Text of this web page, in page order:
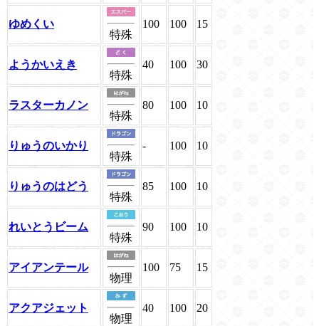
ゆめくい
特殊
100 100 15
ようかいえき
特殊
40 100 30
ラスターカノン
特殊
80 100 10
りゅうのいかり
特殊
- 100 10
りゅうのはどう
特殊
85 100 10
れいとうビーム
特殊
90 100 10
アイアンテール
物理
100 75 15
アクアジェット
物理
40 100 20